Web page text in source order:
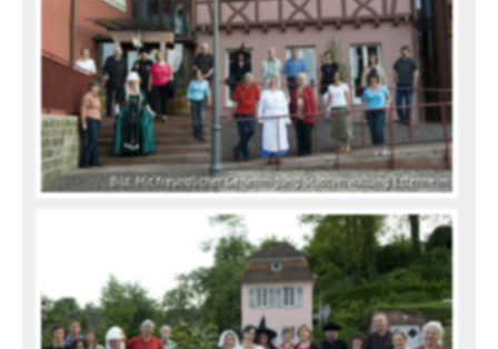
Bild: Mit freundlicher Genehmigung Stadtverwaltung Ettenheim